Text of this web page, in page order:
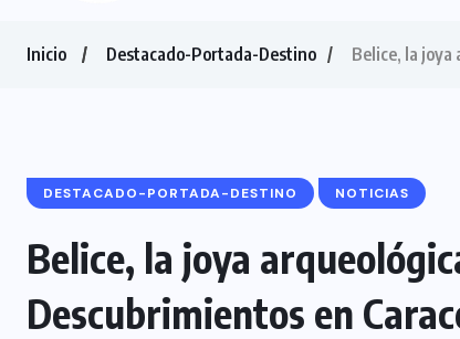
Inicio Destacado-Portada-Destino Belice, la joya
DESTACADO-PORTADA-DESTINO NOTICIAS
Belice, la joya
Descubrimientos en